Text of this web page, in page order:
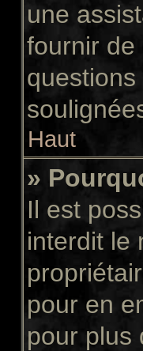
une
fournir de
questions
Haut
»
Il est
interdit le
pour en
pour plus